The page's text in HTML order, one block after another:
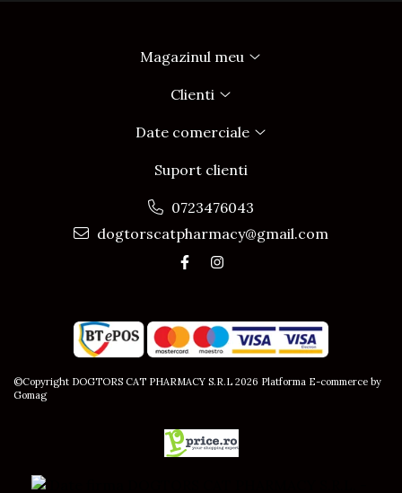
Magazinul meu
Clienti
Date comerciale
Suport clienti
0723476043
dogtorscatpharmacy@gmail.com
©Copyright DOGTORS CAT PHARMACY S.R.L 2026 Platforma E-commerce by
Gomag